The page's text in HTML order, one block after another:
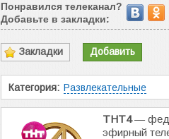
Понравился телеканал?
Добавьте в закладки:
Закладки Добавить
Категория: Развлекательные
ТНТ4—
эфирный